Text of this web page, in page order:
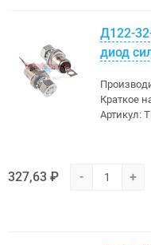
Д122-
диод
Краткое
Артикул:
327,63 ₽ - +